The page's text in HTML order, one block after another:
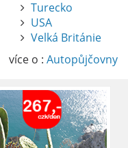
Turecko
USA
Velká Británie
více o : Autopůjčovny
Alicante
Alicante je výborný
město i jeho
se nachází
Alicante.